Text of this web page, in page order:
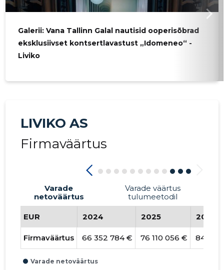
Galerii: Vana Tallinn Galal nautisid ooperisõbrad
eksklusiivset kontsertlavastust „Idomeneo“ -
Liviko
LIVIKO AS
Firmaväärtus
Varade
netoväärtus
Varade väärtus
tulumeetodil
EUR 2024 2025 2026
Firmaväärtus 66 352 784 € 76 110 056 € 84